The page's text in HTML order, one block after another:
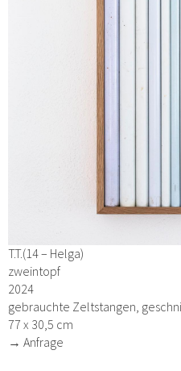
T.T.(14 – Helga)
zweintopf
2024
gebrauchte Zeltstangen,
77 x 30,5 cm
→ Anfrage